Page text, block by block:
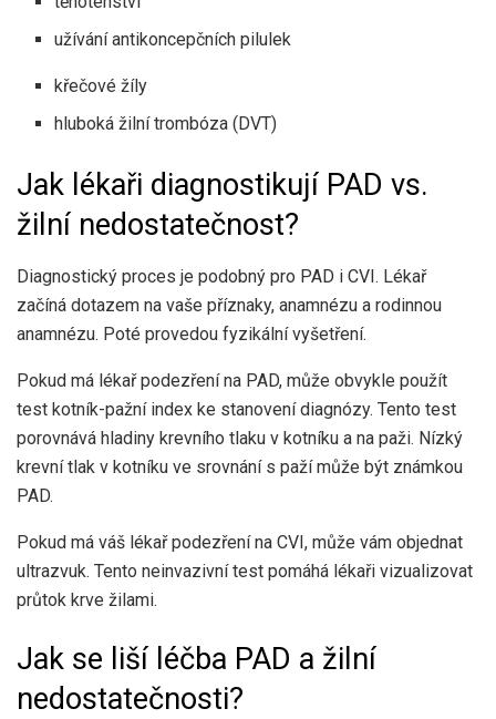
užívání antikoncepčních pilulek
křečové žíly
hluboká žilní trombóza (DVT)
Jak lékaři diagnostikují PAD vs.
žilní nedostatečnost?
Diagnostický proces je podobný pro PAD i CVI. Lékař
začíná dotazem na vaše příznaky, anamnézu a rodinnou
anamnézu. Poté provedou fyzikální vyšetření.
Pokud má lékař podezření na PAD, může obvykle použít
test kotník-pažní index ke stanovení diagnózy. Tento test
porovnává hladiny krevního tlaku v kotníku a na paži. Nízký
krevní tlak v kotníku ve srovnání s paží může být známkou
PAD.
Pokud má váš lékař podezření na CVI, může vám objednat
ultrazvuk. Tento neinvazivní test pomáhá lékaři vizualizovat
průtok krve žilami.
Jak se liší léčba PAD a žilní
nedostatečnosti?